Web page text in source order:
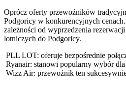
Oprócz oferty przewoźników
Podgoricy w konkurencyjnych
zależności od wyprzedzenia
lotniczych do Podgoricy.
PLL LOT: oferuje bezpośrednie
Ryanair: stanowi popularny wybór
Wizz Air: przewoźnik ten